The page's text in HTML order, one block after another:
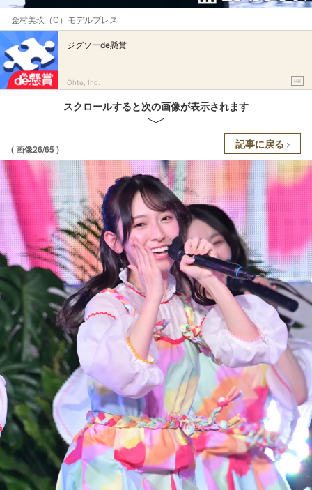
金村美玖（C）モデルプレス
ジグソーde懸賞
Ohte, Inc. PR
スクロールすると次の画像が表示されます
( 画像26/65 ) 記事に戻る